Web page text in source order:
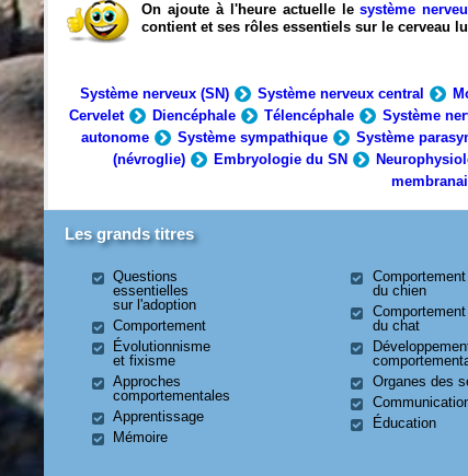
On ajoute à l'heure actuelle lesystème
contient et ses rôles essentiels sur le cerveau
Système nerveux (SN) Système nerveux central
Cervelet
Diencéphale Télencéphale Système
autonome
Système sympathique Système
(névroglie)
Embryologie du SN
Les grands titres
Questions
essentielles
sur l'adoption
Comportement
Évolutionnisme
et fixisme
Approches
comportementales
Apprentissage
Mémoire
Comportement
du chien
Comportement
du chat
Organes des
Éducation